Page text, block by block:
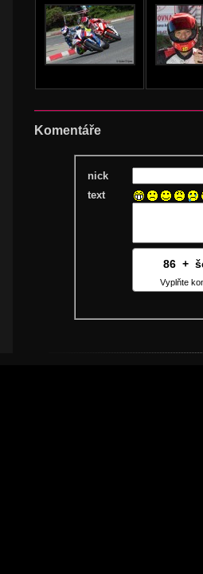
Komentáře
nick
text
86 +
Vyplňte